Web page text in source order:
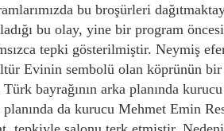
bu broşürleri
bu olay, yine bir program
tepki gösterilmiştir. Neymiş
Evinin sembolü olan köprünün
Türk bayrağının arka planında
planında da kurucu Mehmet Emin